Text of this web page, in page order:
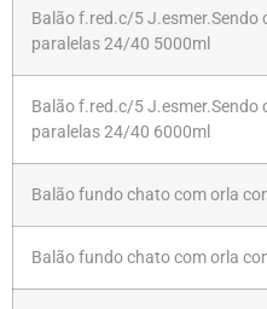
Balão f.red.c/5
paralelas 24/40 5000ml
Balão f.red.c/5
paralelas 24/40 6000ml
Balão fundo chato com orla
Balão fundo chato com orla